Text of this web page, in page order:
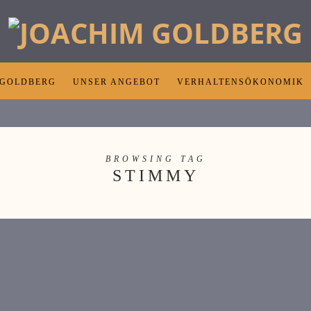
UNSER ANGEBOT VERHALTENSÖKONOMIK
BROWSING TAG
STIMMY